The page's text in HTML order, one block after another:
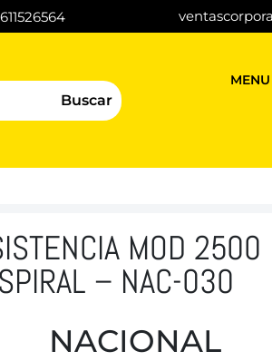
Buscar
MENU
MOD 2500
– NAC-030
NACIONAL